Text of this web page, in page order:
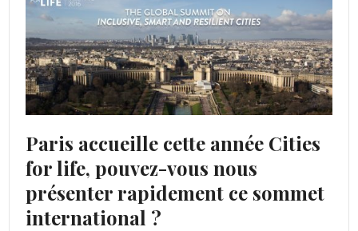
Paris accueille cette année Cities
for life, pouvez-vous nous
présenter rapidement ce sommet
international ?